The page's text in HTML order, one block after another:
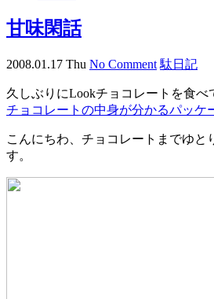
甘味閑話
2008.01.17 Thu No Comment 駄日記
久しぶりにLookチョコレートを食べ
チョコレートの中身が分かるパッケ
こんにちわ、チョコレートまでゆと
す。